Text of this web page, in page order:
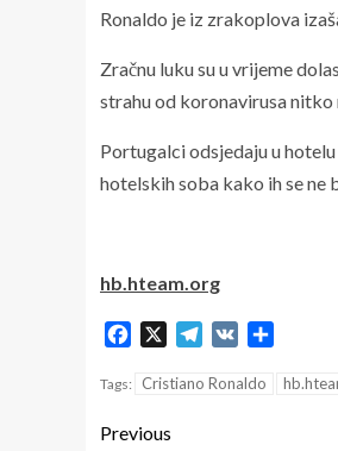
Ronaldo je iz zrakoplova
Zračnu luku su u vrijeme
strahu od koronavirusa nitko
Portugalci odsjedaju u
hotelskih soba kako ih se
hb.hteam.org
Facebook Telegram
VK
Tags: Cristiano Ronaldo
Previous